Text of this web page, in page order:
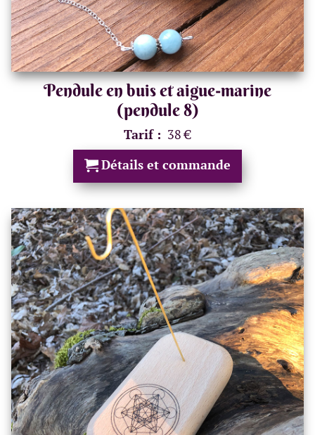
Pendule en buis et aigue-marine
(pendule 8)
Tarif : 38 €
Détails et commande